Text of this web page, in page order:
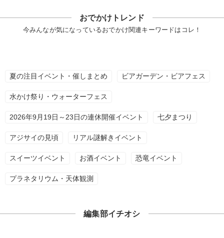
おでかけトレンド
今みんなが気になっているおでかけ関連キーワードはコレ！
夏の注目イベント・催しまとめ ビアガーデン・ビアフェス
水かけ祭り・ウォーターフェス
2026年9月19日～23日の連休開催イベント 七夕まつり
アジサイの見頃 リアル謎解きイベント
スイーツイベント お酒イベント 恐竜イベント
プラネタリウム・天体観測
編集部イチオシ